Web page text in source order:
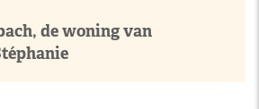
de woning van